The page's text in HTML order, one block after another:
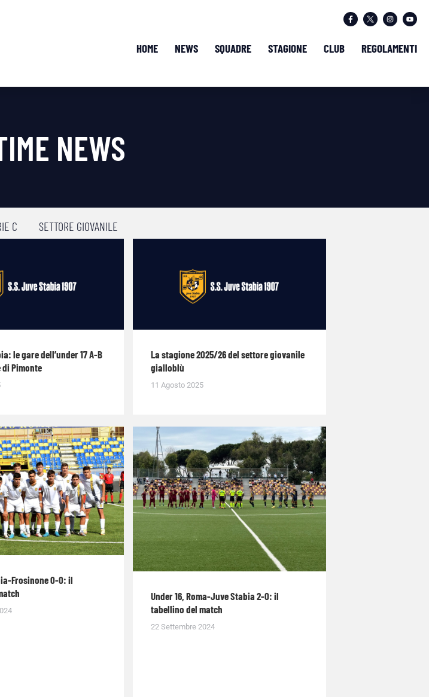
HOME NEWS SQUADRE STAGIONE CLUB REGOLAMENTI
NEWS
C SETTORE GIOVANILE
le gare dell’under 17 A-B
di Pimonte
La stagione 2025/26 del settore giovanile
gialloblù
11 Agosto 2025
Frosinone 0-0: il
Under 16, Roma-Juve Stabia 2-0: il
tabellino del match
22 Settembre 2024